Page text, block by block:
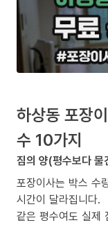
하상동 포장
수 10가지
짐의 양(평수보다
포장이사는 박스 수
시간이 달라집니다.
같은 평수여도 실제